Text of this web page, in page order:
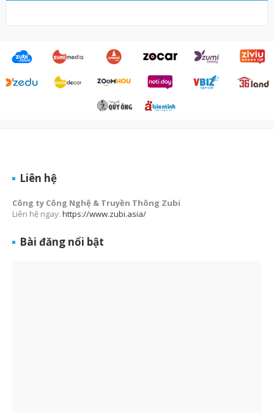
Liên hệ
Công ty Công Nghệ & Truyền Thông Zubi
Liên hệ ngay: https://www.zubi.asia/
Bài đăng nổi bật